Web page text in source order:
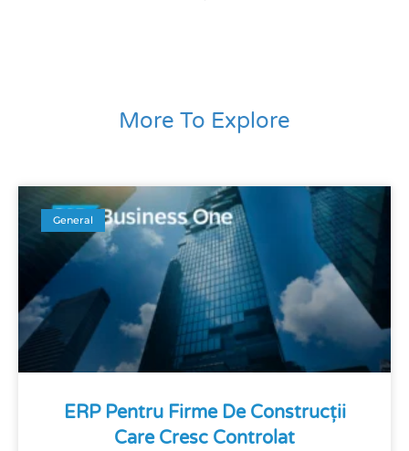
More To Explore
General
ERP Pentru Firme De Construcții
Care Cresc Controlat